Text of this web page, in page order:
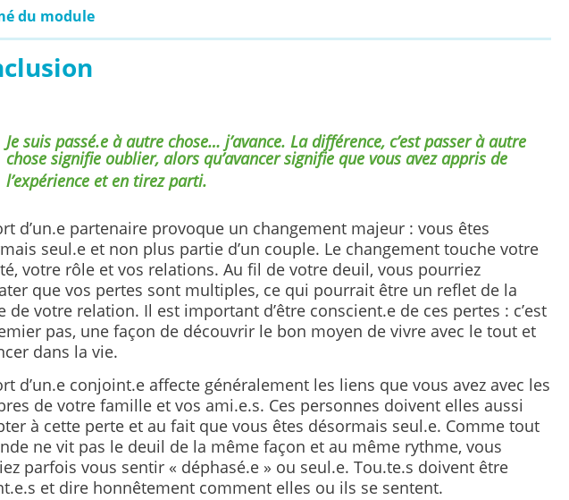
du module
Je suis passé.e à autre chose… j’avance. La différence, c’est passer à autre
chose signifie oublier, alors qu’avancer signifie que vous avez appris de
l’expérience et en tirez parti.
d’un.e partenaire provoque un changement majeur : vous êtes
seul.e et non plus partie d’un couple. Le changement touche votre
votre rôle et vos relations. Au fil de votre deuil, vous pourriez
que vos pertes sont multiples, ce qui pourrait être un reflet de la
de votre relation. Il est important d’être conscient.e de ces pertes : c’est
pas, une façon de découvrir le bon moyen de vivre avec le tout et
dans la vie.
d’un.e conjoint.e affecte généralement les liens que vous avez avec les
de votre famille et vos ami.e.s. Ces personnes doivent elles aussi
à cette perte et au fait que vous êtes désormais seul.e. Comme tout
ne vit pas le deuil de la même façon et au même rythme, vous
parfois vous sentir « déphasé.e » ou seul.e. Tou.te.s doivent être
et dire honnêtement comment elles ou ils se sentent.